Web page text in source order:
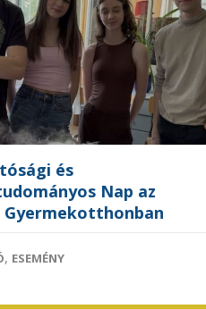
és
Nap az
Gyermekotthonban
, ESEMÉNY